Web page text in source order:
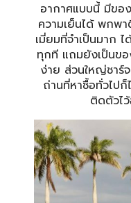
อากาศแบบนี้ มีขอ
ความเย็นได้ พกพ
เมี่ยมที่จำเป็นมาก
ทุกที แถมยังเป็นข
ง่าย ส่วนใหญ่ชาร์
ถ่านที่หาซื้อทั่วไป
ติดตัวไ